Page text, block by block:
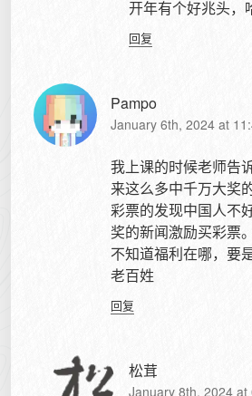
开年有个好兆头，
回复
Pampo
January 6th, 2024 at
我上课的时候老师告
来这么多中千万大奖
彩票的发现中国人不
奖的新闻激励买彩票
不知道福利在哪，要
老百姓
回复
松茸
January 8th, 2024 at